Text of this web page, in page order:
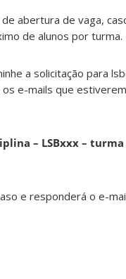
abertura de vaga,
de alunos por turma.
a solicitação para
e-mails que
– LSBxxx –
e responderá o e-